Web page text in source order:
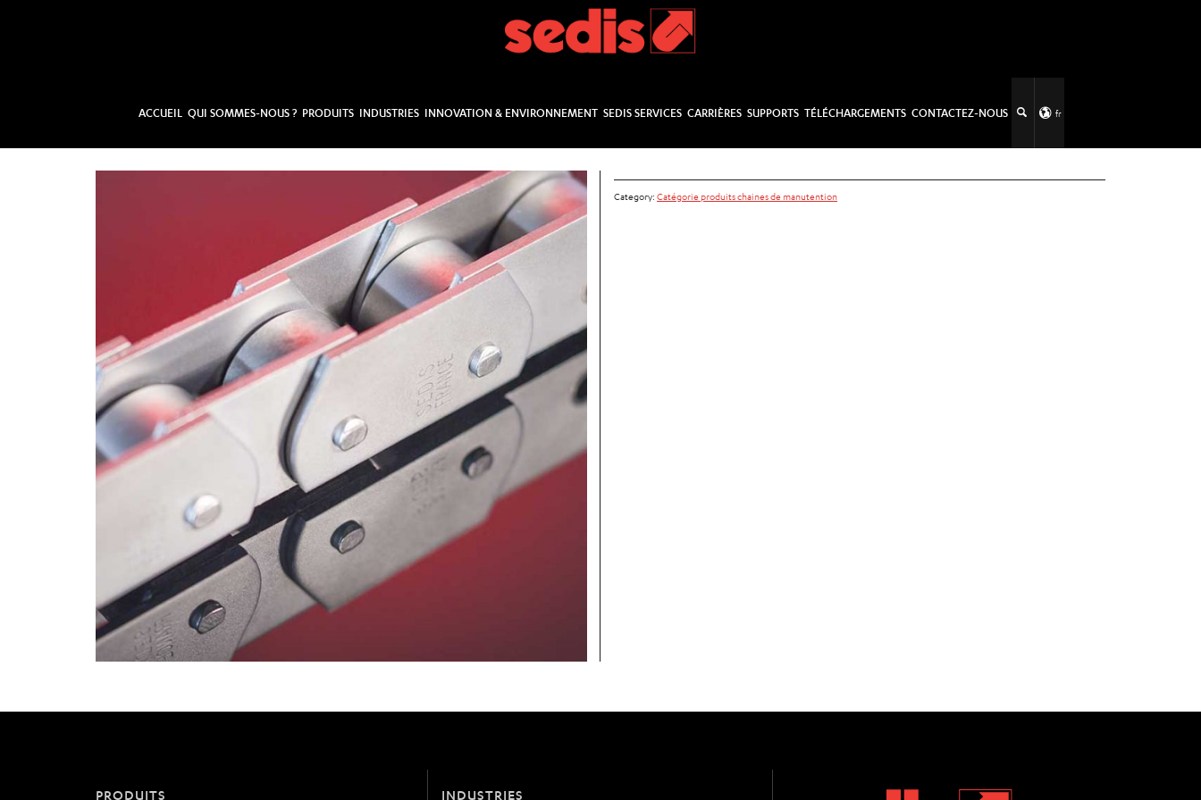
ACCUEIL QUI SOMMES-NOUS ? PRODUITS INDUSTRIES INNOVATION & ENVIRONNEMENT SEDIS SERVICES CARRIÈRES SUPPORTS TÉLÉCHARGEMENTS CONTACTEZ-NOUS fr
Category: Catégorie produits chaines de manutention
PRODUITS INDUSTRIES